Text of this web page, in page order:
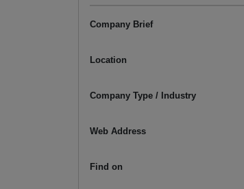
Company Brief
Location
Company Type / Industry
Web Address
Find on